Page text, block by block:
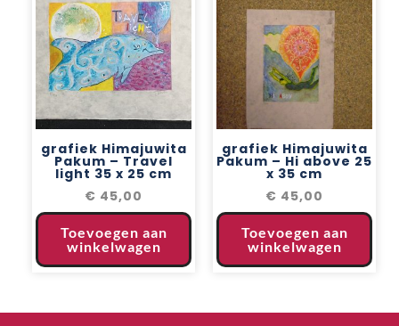
grafiek Himajuwita
Pakum – Travel
light 35 x 25 cm
€ 45,00
Toevoegen aan
winkelwagen
grafiek Himajuwita
Pakum – Hi above 25
x 35 cm
€ 45,00
Toevoegen aan
winkelwagen